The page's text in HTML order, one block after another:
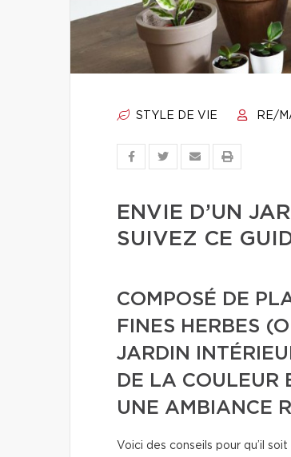
STYLE DE VIE RE/
ENVIE D’UN
SUIVEZ CE
COMPOSÉ DE
FINES HERBES
JARDIN
DE LA COULEUR
UNE AMBIANCE
Voici des conseils pour qu’il